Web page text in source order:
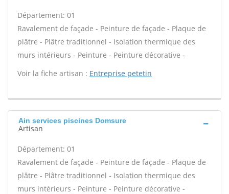
Département: 01
Ravalement de façade - Peinture de façade - Plaque de
plâtre - Plâtre traditionnel - Isolation thermique des
murs intérieurs - Peinture - Peinture décorative -
Voir la fiche artisan : Entreprise petetin
Ain services piscines Domsure
Artisan
Département: 01
Ravalement de façade - Peinture de façade - Plaque de
plâtre - Plâtre traditionnel - Isolation thermique des
murs intérieurs - Peinture - Peinture décorative -